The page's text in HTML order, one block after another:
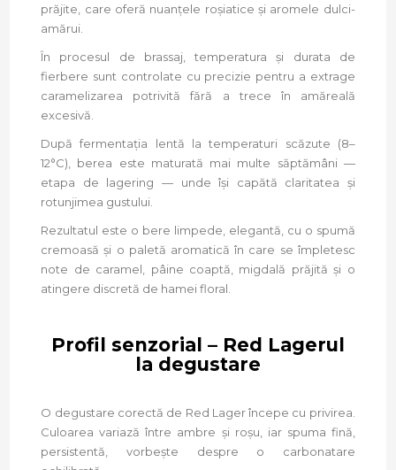
prăjite, care oferă nuanțele roșiatice și aromele dulci-
amărui.
În procesul de brassaj, temperatura și durata de
fierbere sunt controlate cu precizie pentru a extrage
caramelizarea potrivită fără a trece în amăreală
excesivă.
După fermentația lentă la temperaturi scăzute (8–
12°C), berea este maturată mai multe săptămâni —
etapa de lagering — unde își capătă claritatea și
rotunjimea gustului.
Rezultatul este o bere limpede, elegantă, cu o spumă
cremoasă și o paletă aromatică în care se împletesc
note de caramel, pâine coaptă, migdală prăjită și o
atingere discretă de hamei floral.
Profil senzorial – Red Lagerul
la degustare
O degustare corectă de Red Lager începe cu privirea.
Culoarea variază între ambre și roșu, iar spuma fină,
persistentă, vorbește despre o carbonatare